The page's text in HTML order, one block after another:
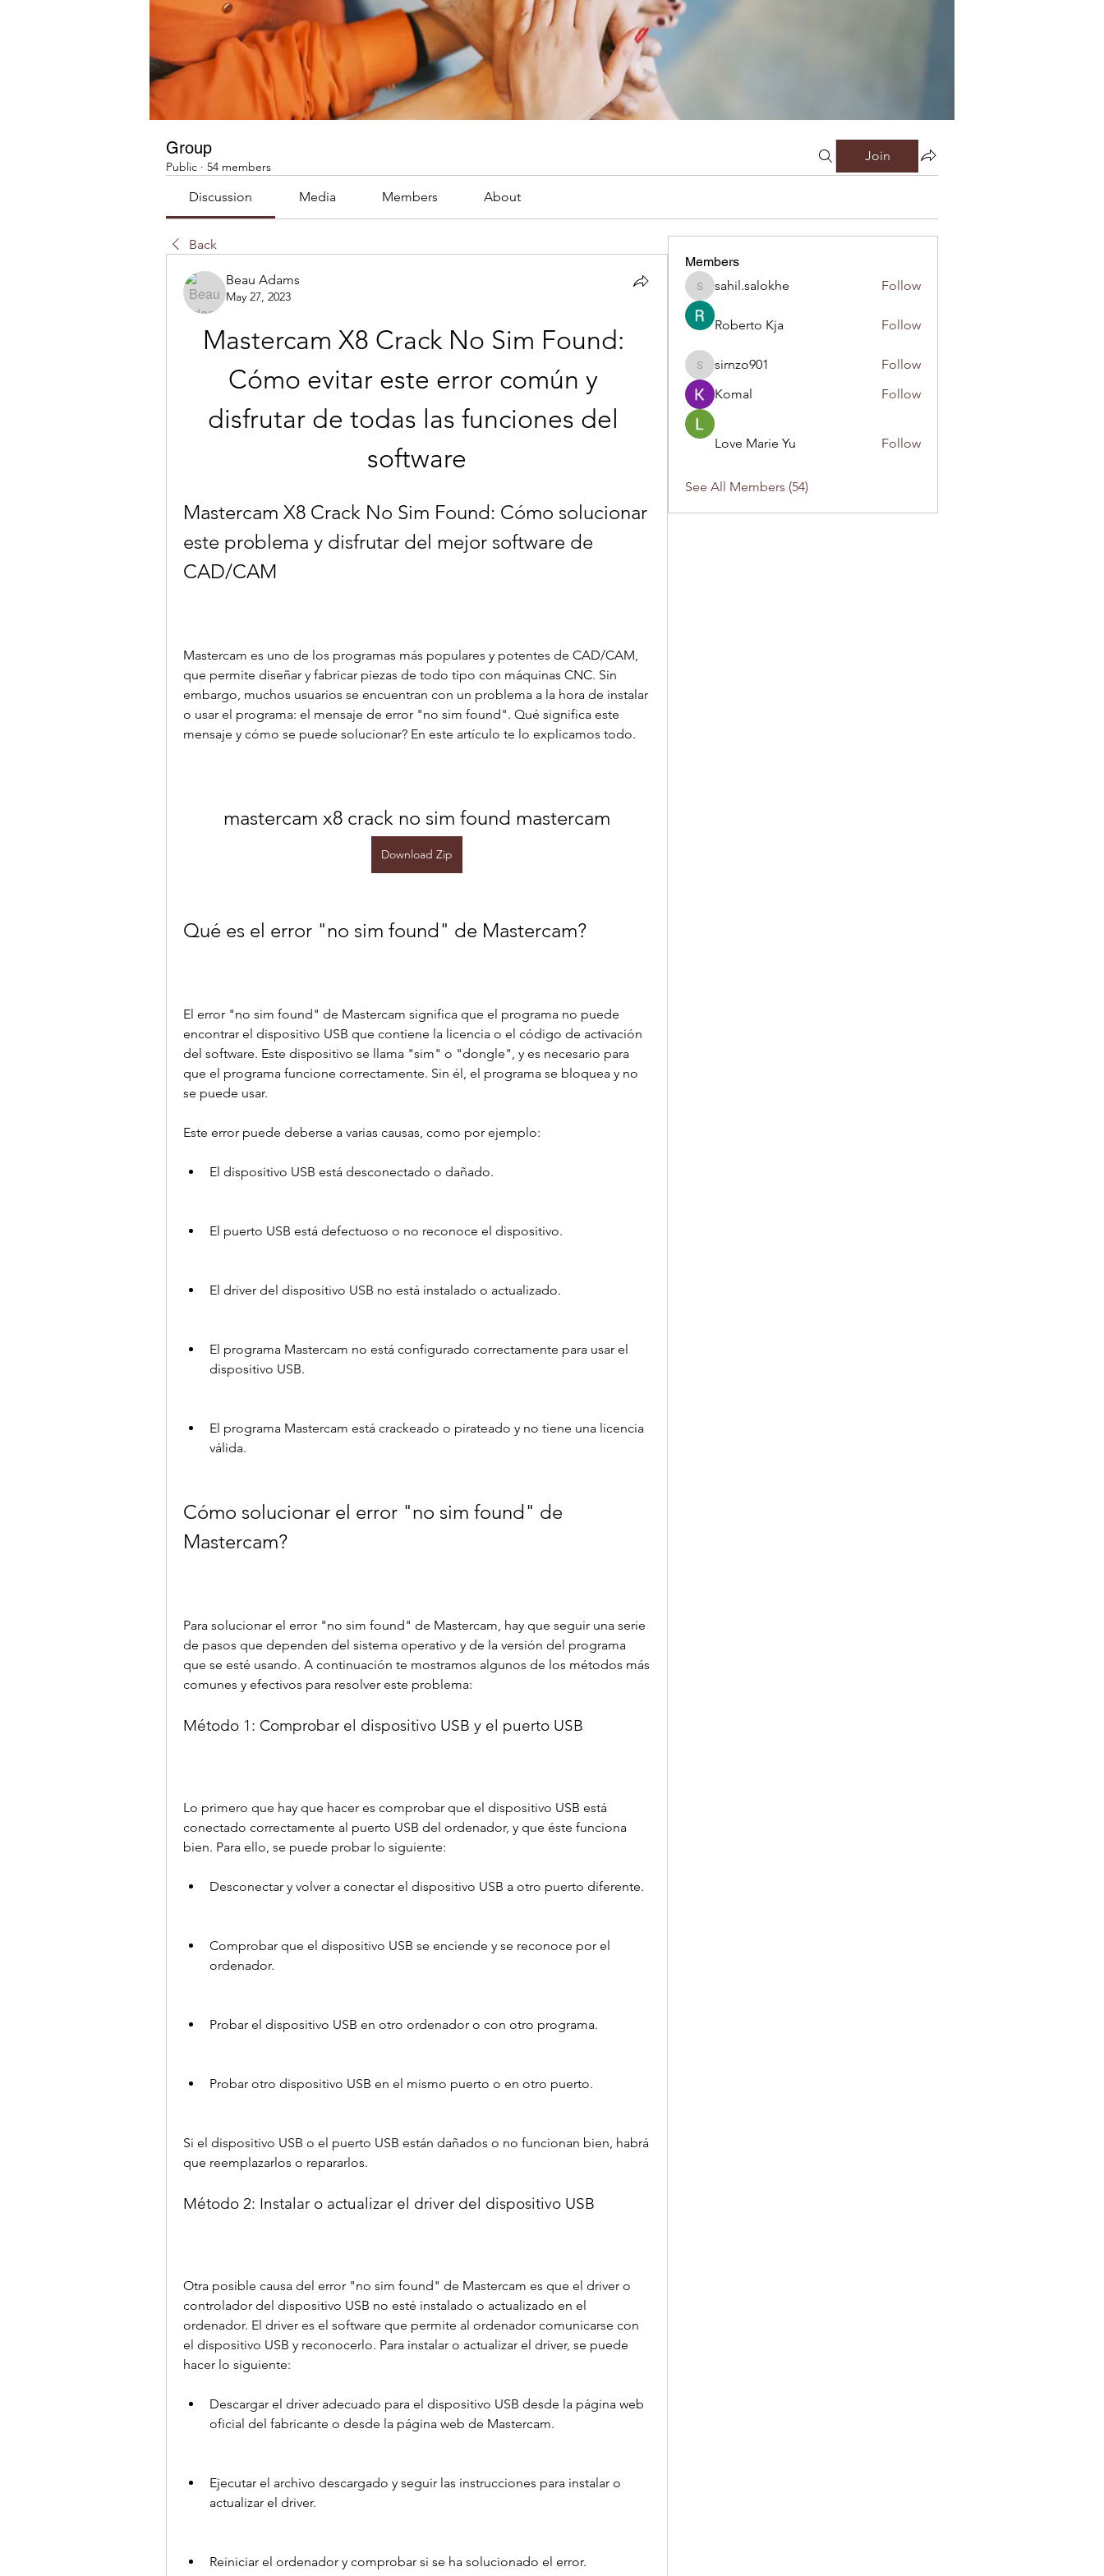
Group
Public · 54 members
Join
Discussion Media Members About
Back
Beau Adams
May 27, 2023
Mastercam X8 Crack No Sim Found:
Cómo evitar este error común y
disfrutar de todas las funciones del
software
Mastercam X8 Crack No Sim Found: Cómo solucionar
este problema y disfrutar del mejor software de
CAD/CAM
Mastercam es uno de los programas más populares y potentes de CAD/CAM,
que permite diseñar y fabricar piezas de todo tipo con máquinas CNC. Sin
embargo, muchos usuarios se encuentran con un problema a la hora de instalar
o usar el programa: el mensaje de error "no sim found". Qué significa este
mensaje y cómo se puede solucionar? En este artículo te lo explicamos todo.
mastercam x8 crack no sim found mastercam
Download Zip
Qué es el error "no sim found" de Mastercam?
El error "no sim found" de Mastercam significa que el programa no puede
encontrar el dispositivo USB que contiene la licencia o el código de activación
del software. Este dispositivo se llama "sim" o "dongle", y es necesario para
que el programa funcione correctamente. Sin él, el programa se bloquea y no
se puede usar.
Este error puede deberse a varias causas, como por ejemplo:
El dispositivo USB está desconectado o dañado.
El puerto USB está defectuoso o no reconoce el dispositivo.
El driver del dispositivo USB no está instalado o actualizado.
El programa Mastercam no está configurado correctamente para usar el
dispositivo USB.
El programa Mastercam está crackeado o pirateado y no tiene una licencia
válida.
Cómo solucionar el error "no sim found" de
Mastercam?
Para solucionar el error "no sim found" de Mastercam, hay que seguir una serie
de pasos que dependen del sistema operativo y de la versión del programa
que se esté usando. A continuación te mostramos algunos de los métodos más
comunes y efectivos para resolver este problema:
Método 1: Comprobar el dispositivo USB y el puerto USB
Lo primero que hay que hacer es comprobar que el dispositivo USB está
conectado correctamente al puerto USB del ordenador, y que éste funciona
bien. Para ello, se puede probar lo siguiente:
Desconectar y volver a conectar el dispositivo USB a otro puerto diferente.
Comprobar que el dispositivo USB se enciende y se reconoce por el
ordenador.
Probar el dispositivo USB en otro ordenador o con otro programa.
Probar otro dispositivo USB en el mismo puerto o en otro puerto.
Si el dispositivo USB o el puerto USB están dañados o no funcionan bien, habrá
que reemplazarlos o repararlos.
Método 2: Instalar o actualizar el driver del dispositivo USB
Otra posible causa del error "no sim found" de Mastercam es que el driver o
controlador del dispositivo USB no esté instalado o actualizado en el
ordenador. El driver es el software que permite al ordenador comunicarse con
el dispositivo USB y reconocerlo. Para instalar o actualizar el driver, se puede
hacer lo siguiente:
Descargar el driver adecuado para el dispositivo USB desde la página web
oficial del fabricante o desde la página web de Mastercam.
Ejecutar el archivo descargado y seguir las instrucciones para instalar o
actualizar el driver.
Reiniciar el ordenador y comprobar si se ha solucionado el error.
Members
sahil.salokhe
sahil.salokhe Follow
Roberto Kja Follow
sirnzo901
sirnzo901
Follow
Komal
Follow
Love Marie Yu Follow
See All Members (54)